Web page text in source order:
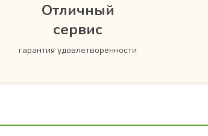
Отличный
сервис
гарантия удовлетворенности